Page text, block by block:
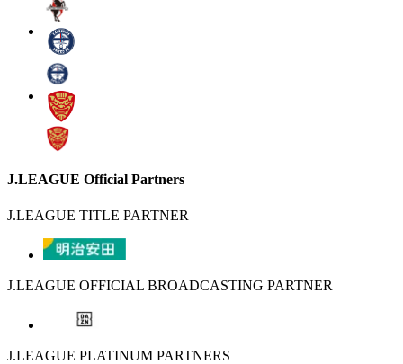
J.LEAGUE Official Partners
J.LEAGUE TITLE PARTNER
J.LEAGUE OFFICIAL BROADCASTING PARTNER
J.LEAGUE PLATINUM PARTNERS